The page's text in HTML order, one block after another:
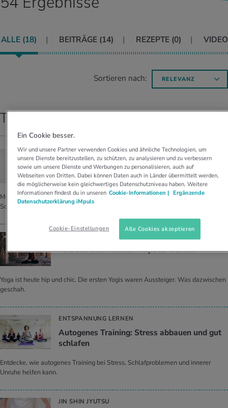
Personal Health Coaching
THEMEN IM BEREICH BEWEGUNG
THEMEN IM BEREICH ENTSPANNUNG
Personal Health Coaching
THEMEN IM BEREICH SERVICES
Tools, Test & Quizze
ALLE (18) BEITRÄGE (14) REZEPTE (0)
Sortieren nach: RELEVANZ
Top Ergebnisse
MEDITATION
Wofür und für wen Me­di­ta­ti­on gut ist
Meditation hilft, gelassener zu werden. Wirkt sie auch gegen Depressionen oder
Schlafstörungen?
Wie aus den Re­bel­len Hip­ster wur­den
Yoga ist heute hip und chic. Die ersten Yogis waren Aussteiger. Was dazwischen
geschah.
ENTSPANNUNG LERNEN
Au­to­ge­nes Trai­ning: Stress ab­bau­en und gut
schla­fen
Entdecke, wie autogenes Training bei Stress, Schlafproblemen und innerer
Unruhe helfen kann.
JIN SHIN JYUTSU
Ein Cookie besser.
Wir und unsere Partner verwenden Cookies und ähnliche Technologien, um
unsere Dienste bereitzustellen, zu schützen, zu analysieren und zu verbessern
sowie um unsere Dienste und Werbungen zu personalisieren, auch auf
Webseiten von Dritten. Dabei können Daten auch in Länder übermittelt werden,
die möglicherweise kein gleichwertiges Datenschutzniveau haben. Weitere
Informationen findest du in unseren Cookie-Informationen | Ergänzende
Datenschutzerklärung iMpuls
Cookie-Einstellungen Alle Cookies akzeptieren